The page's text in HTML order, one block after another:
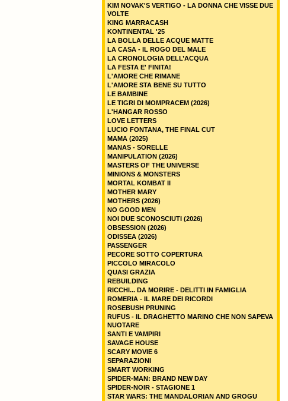
KIM NOVAK'S VERTIGO - LA DONNA CHE VISSE DUE
VOLTE
KING MARRACASH
KONTINENTAL '25
LA BOLLA DELLE ACQUE MATTE
LA CASA - IL ROGO DEL MALE
LA CRONOLOGIA DELL’ACQUA
LA FESTA E' FINITA!
L'AMORE CHE RIMANE
L'AMORE STA BENE SU TUTTO
LE BAMBINE
LE TIGRI DI MOMPRACEM (2026)
L'HANGAR ROSSO
LOVE LETTERS
LUCIO FONTANA, THE FINAL CUT
MAMA (2025)
MANAS - SORELLE
MANIPULATION (2026)
MASTERS OF THE UNIVERSE
MINIONS & MONSTERS
MORTAL KOMBAT II
MOTHER MARY
MOTHERS (2026)
NO GOOD MEN
NOI DUE SCONOSCIUTI (2026)
OBSESSION (2026)
ODISSEA (2026)
PASSENGER
PECORE SOTTO COPERTURA
PICCOLO MIRACOLO
QUASI GRAZIA
REBUILDING
RICCHI... DA MORIRE - DELITTI IN FAMIGLIA
ROMERIA - IL MARE DEI RICORDI
ROSEBUSH PRUNING
RUFUS - IL DRAGHETTO MARINO CHE NON SAPEVA
NUOTARE
SANTI E VAMPIRI
SAVAGE HOUSE
SCARY MOVIE 6
SEPARAZIONI
SMART WORKING
SPIDER-MAN: BRAND NEW DAY
SPIDER-NOIR - STAGIONE 1
STAR WARS: THE MANDALORIAN AND GROGU